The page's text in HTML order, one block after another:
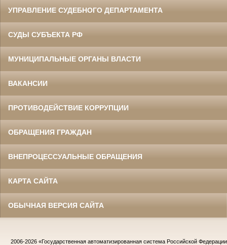
УПРАВЛЕНИЕ СУДЕБНОГО ДЕПАРТАМЕНТА
СУДЫ СУБЪЕКТА РФ
МУНИЦИПАЛЬНЫЕ ОРГАНЫ ВЛАСТИ
ВАКАНСИИ
ПРОТИВОДЕЙСТВИЕ КОРРУПЦИИ
ОБРАЩЕНИЯ ГРАЖДАН
ВНЕПРОЦЕССУАЛЬНЫЕ ОБРАЩЕНИЯ
КАРТА САЙТА
ОБЫЧНАЯ ВЕРСИЯ САЙТА
2006-2026 «Государственная автоматизированная система Российской